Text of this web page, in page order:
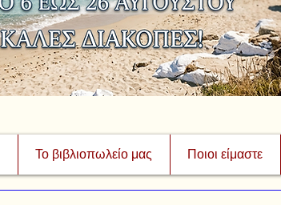
Το βιβλιοπωλείο μας Ποιοι είμαστε